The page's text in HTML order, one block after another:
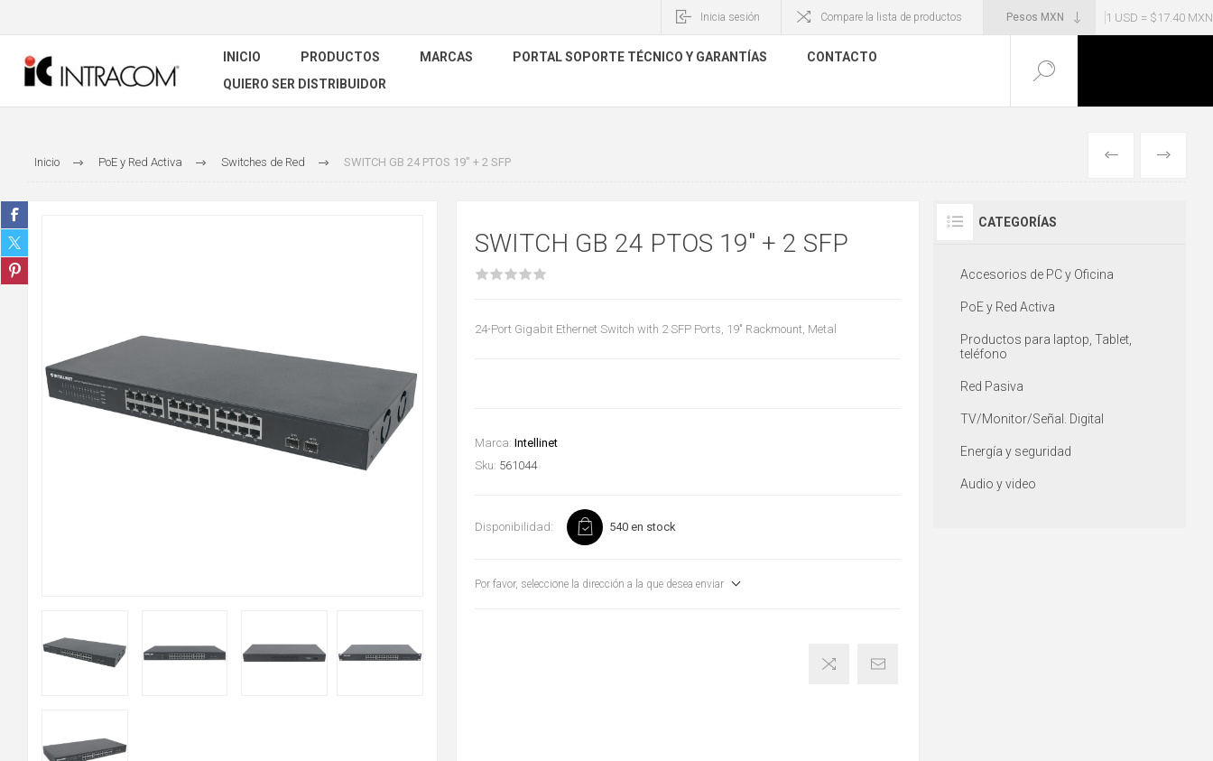
1 USD = $17.40 MXN
Inicia sesión Compare la lista de productos
INICIO PRODUCTOS MARCAS PORTAL SOPORTE TÉCNICO Y GARANTÍAS
CONTACTO
QUIERO SER DISTRIBUIDOR
Inicio PoE y Red Activa Switches de Red SWITCH GB 24 PTOS 19" + 2 SFP ANTERIOR
SWITCH GB 24 PTOS 19" + 2 SFP
24-Port Gigabit Ethernet Switch with 2 SFP Ports, 19" Rackmount, Metal
Marca: Intellinet
Sku: 561044
Disponibilidad: 540 en stock
Por favor, seleccione la dirección a la que desea enviar
CATEGORÍAS
Accesorios de PC y Oficina
PoE y Red Activa
Productos para laptop, Tablet,
teléfono
Red Pasiva
TV/Monitor/Señal. Digital
Energía y seguridad
Audio y video